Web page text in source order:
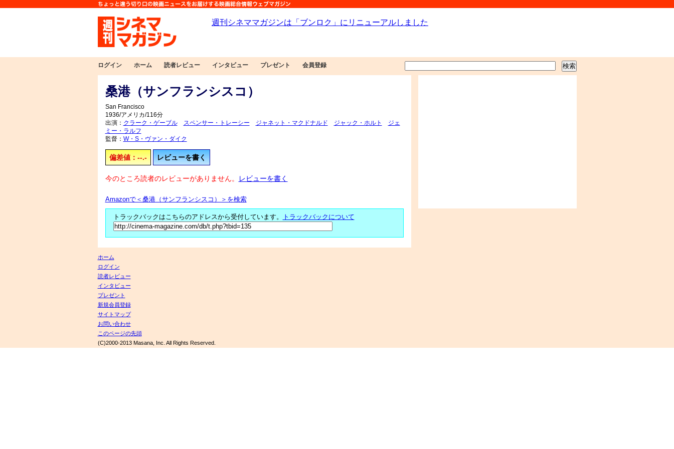
ログイン ホーム 読者レビュー インタビュー プレゼント 会員登録
桑港（サンフランシスコ）
San Francisco
1936/アメリカ/116分
出演： クラーク・ゲーブル スペンサー・トレーシー ジャネット・マクドナルド ジャック・ホルト
ジェ
ミー・ラルフ
監督： W・S・ヴァン・ダイク
偏差値：--.- レビューを書く
今のところ読者のレビューがありません。 レビューを書く
Amazonで＜桑港（サンフランシスコ）＞を検索
トラックバックはこちらのアドレスから受付しています。 トラックバックについて
ホーム
ログイン
読者レビュー
インタビュー
プレゼント
新規会員登録
サイトマップ
お問い合わせ
このページの先頭
(C)2000-2013 Masana, Inc. All Rights Reserved.